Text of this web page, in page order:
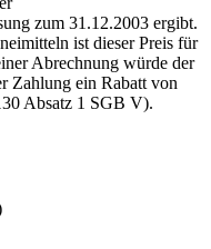
zum 31.12.2003 ergibt.
ist dieser Preis für
Abrechnung würde der
Zahlung ein Rabatt von
Absatz 1 SGB V).